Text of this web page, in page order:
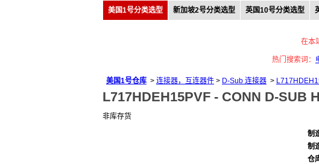
美国1号分类选型 新加坡2号分类选型 英国10号分类选型
在本
热门搜索词：
美国1号仓库 > 连接器，互连器件 > D-Sub 连接器 >
L717HDEH15PVF - CONN D-SUB
非库存货
制
制
仓